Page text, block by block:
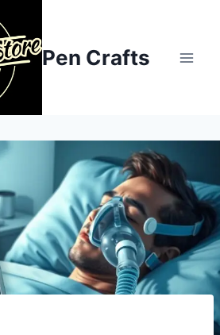
Pen Crafts